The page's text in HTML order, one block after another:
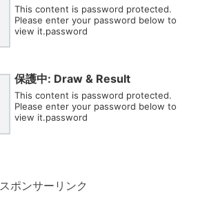
This content is password protected.
Please enter your password below to
view it.password
保護中: Draw & Result
This content is password protected.
Please enter your password below to
view it.password
スポンサーリンク